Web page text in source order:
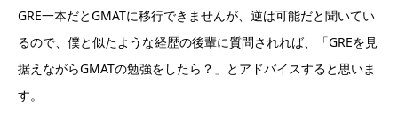
GRE一本だとGMATに移行できませんが、逆は可能だと聞いてい
るので、僕と似たような経歴の後輩に質問されれば、「GREを見
据えながらGMATの勉強をしたら？」とアドバイスすると思いま
す。